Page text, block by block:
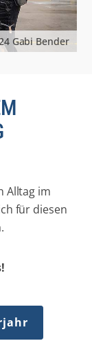
Gabi Bender
Alltag im
für diesen